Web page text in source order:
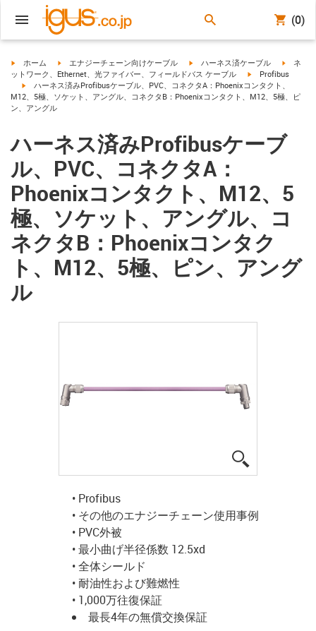
(0)
igus-icon-arrow-right
ホーム igus-icon-arrow-right
エナジーチェーン向けケーブル igus-icon-arrow-right
ハーネス済ケーブル igus-
ネ
ットワーク、Ethernet、光ファイバー、フィールドバス ケーブル
igus-icon-arrow-
Profibus
igus-icon-arrow-right
ハーネス済みProfibusケーブル、PVC、コネクタA：Phoenixコンタクト、
M12、5極、ソケット、アングル、コネクタB：Phoenixコンタクト、M12、5極、ピ
ン、アングル
ハーネス済みProfibusケーブ
ル、PVC、コネクタA：
Phoenixコンタクト、M12、5
極、ソケット、アングル、コ
ネクタB：Phoenixコンタク
ト、M12、5極、ピン、アング
ル
• Profibus
• その他のエナジーチェーン使用事例
• PVC外被
• 最小曲げ半径係数 12.5xd
• 全体シールド
• 耐油性および難燃性
• 1,000万往復保証
最長4年の無償交換保証